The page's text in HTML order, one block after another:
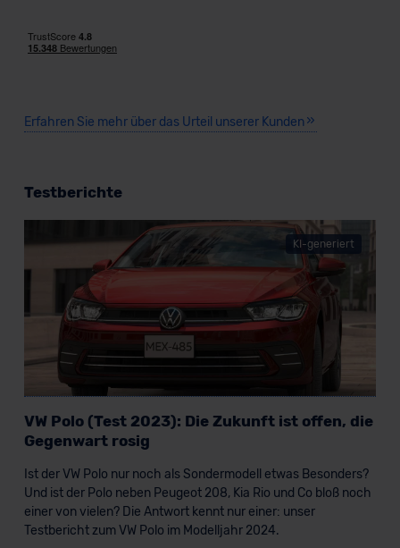
Erfahren Sie mehr über das Urteil unserer Kunden
Testberichte
KI-generiert
VW Polo (Test 2023): Die Zukunft ist offen, die
Gegenwart rosig
Ist der VW Polo nur noch als Sondermodell etwas Besonders?
Und ist der Polo neben Peugeot 208, Kia Rio und Co bloß noch
einer von vielen? Die Antwort kennt nur einer: unser
Testbericht zum VW Polo im Modelljahr 2024.